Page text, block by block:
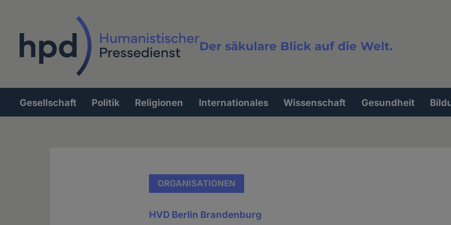
Der säkulare Blick auf die Welt.
Volltextsuche
Hauptnavigation
Gesellschaft Politik Religionen Internationales Wissenschaft Gesundheit
ORGANISATIONEN
HVD Berlin Brandenburg